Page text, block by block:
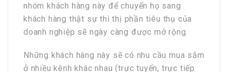
nhóm khách hàng này để chuyển họ sang
khách hàng thật sự thì thị phần tiêu thụ của
doanh nghiệp sẽ ngày càng được mở rộng.
Những khách hàng này sẽ có nhu cầu mua sắm
ở nhiều kênh khác nhau (trực tuyến, trực tiếp